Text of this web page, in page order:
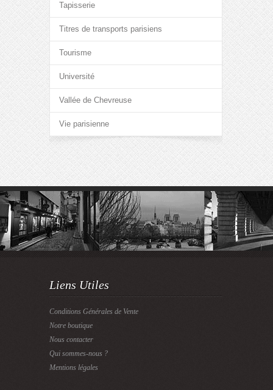
Tapisserie
Titres de transports parisiens
Tourisme
Université
Vallée de Chevreuse
Vie parisienne
Liens Utiles
Conditions Générales de Vente
Notre boutique
Nous contacter
Qui sommes-nous ?
Mentions légales